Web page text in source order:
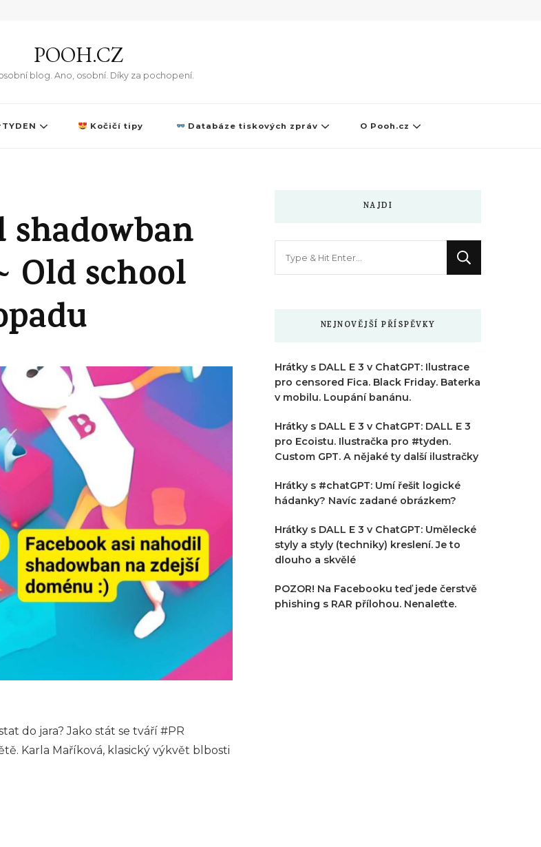
POOH.CZ
blog. Ano, osobní. Díky za pochopení.
Kočičí tipy Databáze tiskových zpráv O Pooh.cz
shadowban
Old school
do jara? Jako stát se tváří #PR
Karla Maříková, klasický výkvět blbosti
NAJDI
NEJNOVĚJŠÍ PŘÍSPĚVKY
Hrátky s DALL E 3 v ChatGPT: Ilustrace
pro censored Fica. Black Friday. Baterka
v mobilu. Loupání banánu.
Hrátky s DALL E 3 v ChatGPT: DALL E 3
pro Ecoistu. Ilustračka pro #tyden.
Custom GPT. A nějaké ty další ilustračky
Hrátky s #chatGPT: Umí řešit logické
hádanky? Navíc zadané obrázkem?
Hrátky s DALL E 3 v ChatGPT: Umělecké
styly a styly (techniky) kreslení. Je to
dlouho a skvělé
POZOR! Na Facebooku teď jede čerstvě
phishing s RAR přílohou. Nenaleťte.